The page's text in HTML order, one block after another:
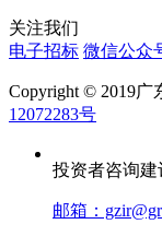
关注我们
电子招标 微信公众
Copyright © 2019广
12072283号
投资者咨询建
邮箱：